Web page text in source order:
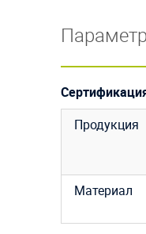
Продукция
Материал